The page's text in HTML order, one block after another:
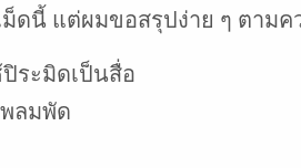
ดนี้ แต่ผมขอสรุปง่าย ๆ ตามค
ระมิดเป็นสื่อ
พลมพัด